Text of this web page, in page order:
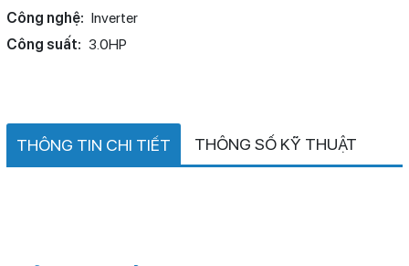
Công nghệ: Inverter
Công suất: 3.0HP
THÔNG TIN CHI TIẾT THÔNG SỐ KỸ THUẬT